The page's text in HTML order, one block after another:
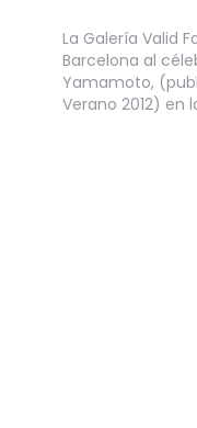
La Galería Valid
Barcelona al
Yamamoto,
Verano 2012) en